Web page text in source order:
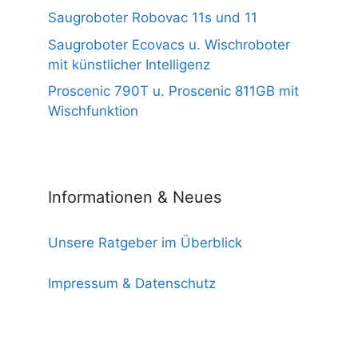
Saugroboter Robovac 11s und 11
Saugroboter Ecovacs u. Wischroboter
mit künstlicher Intelligenz
Proscenic 790T u. Proscenic 811GB mit
Wischfunktion
Informationen & Neues
Unsere Ratgeber im Überblick
Impressum & Datenschutz